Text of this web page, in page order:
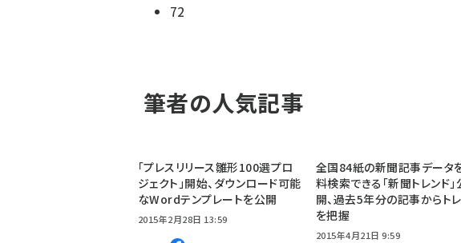
72
筆者の人気記事
「プレスリリース雛形100選プロ
ジェクト」開始、ダウンロード可能
なWordテンプレートを公開
2015年2月28日 13:59
全国84紙の新聞記事データ
料検索できる「新聞トレンド」
開、過去5年分の記事からト
を把握
2015年4月21日 9:59